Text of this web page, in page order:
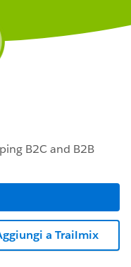
B2C and B2B
a Trailmix